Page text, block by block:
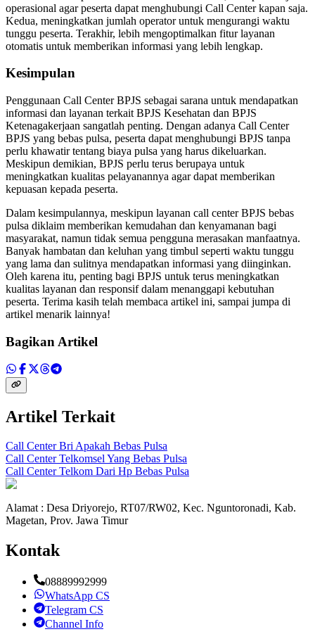
operasional agar peserta dapat menghubungi Call Center kapan saja.
Kedua, meningkatkan jumlah operator untuk mengurangi waktu
tunggu peserta. Terakhir, lebih mengoptimalkan fitur layanan
otomatis untuk memberikan informasi yang lebih lengkap.
Kesimpulan
Penggunaan Call Center BPJS sebagai sarana untuk mendapatkan
informasi dan layanan terkait BPJS Kesehatan dan BPJS
Ketenagakerjaan sangatlah penting. Dengan adanya Call Center
BPJS yang bebas pulsa, peserta dapat menghubungi BPJS tanpa
perlu khawatir tentang biaya pulsa yang harus dikeluarkan.
Meskipun demikian, BPJS perlu terus berupaya untuk
meningkatkan kualitas pelayanannya agar dapat memberikan
kepuasan kepada peserta.
Dalam kesimpulannya, meskipun layanan call center BPJS bebas
pulsa diklaim memberikan kemudahan dan kenyamanan bagi
masyarakat, namun tidak semua pengguna merasakan manfaatnya.
Banyak hambatan dan keluhan yang timbul seperti waktu tunggu
yang lama dan sulitnya mendapatkan informasi yang diinginkan.
Oleh karena itu, penting bagi BPJS untuk terus meningkatkan
kualitas layanan dan responsif dalam menanggapi kebutuhan
peserta. Terima kasih telah membaca artikel ini, sampai jumpa di
artikel menarik lainnya!
Bagikan Artikel
Artikel Terkait
Call Center Bri Apakah Bebas Pulsa
Call Center Telkomsel Yang Bebas Pulsa
Call Center Telkom Dari Hp Bebas Pulsa
Alamat : Desa Driyorejo, RT07/RW02, Kec. Nguntoronadi, Kab.
Magetan, Prov. Jawa Timur
Kontak
08889992999
WhatsApp CS
Telegram CS
Channel Info